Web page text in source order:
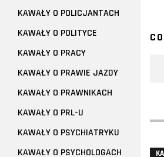
KAWAŁY O POLICJANTACH
KAWAŁY O POLITYCE
KAWAŁY O PRACY
KAWAŁY O PRAWIE JAZDY
KAWAŁY O PRAWNIKACH
KAWAŁY O PRL-U
KAWAŁY O PSYCHIATRYKU
KAWAŁY O PSYCHOLOGACH